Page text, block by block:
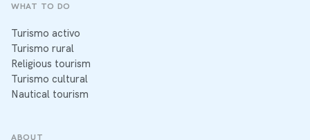
WHAT TO DO
Turismo activo
Turismo rural
Religious tourism
Turismo cultural
Nautical tourism
ABOUT